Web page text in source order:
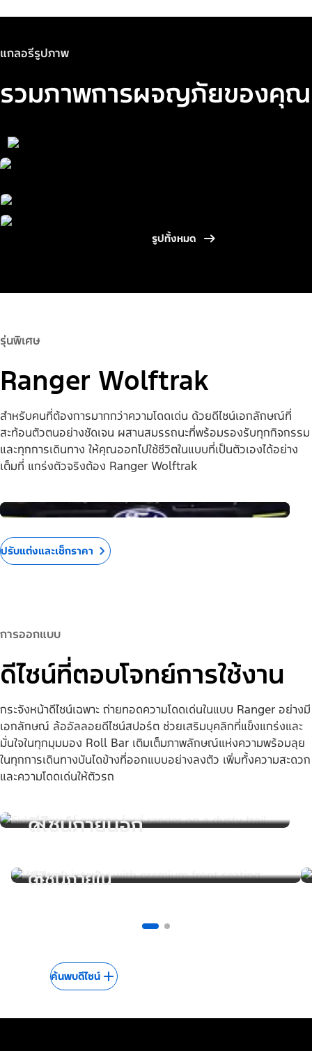
แกลอรีรูปภาพ
รวมภาพการผจญภัยของคุณ
รูปทั้งหมด
รุ่นพิเศษ
Ranger Wolftrak
สำหรับคนที่ต้องการมากกว่าความโดดเด่น ด้วยดีไซน์เอกลักษณ์ที่
สะท้อนตัวตนอย่างชัดเจน ผสานสมรรถนะที่พร้อมรองรับทุกกิจกรรม
และทุกการเดินทาง ให้คุณออกไปใช้ชีวิตในแบบที่เป็นตัวเองได้อย่าง
เต็มที่ แกร่งตัวจริงต้อง Ranger Wolftrak
ปรับแต่งและเช็กราคา
การออกแบบ
ดีไซน์ที่ตอบโจทย์การใช้งาน
กระจังหน้าดีไซน์เฉพาะ ถ่ายทอดความโดดเด่นในแบบ Ranger อย่างมี
เอกลักษณ์ ล้ออัลลอยดีไซน์สปอร์ต ช่วยเสริมบุคลิกที่แข็งแกร่งและ
มั่นใจในทุกมุมมอง Roll Bar เติมเต็มภาพลักษณ์แห่งความพร้อมลุย
ในทุกการเดินทางบันไดข้างที่ออกแบบอย่างลงตัว เพิ่มทั้งความสะดวก
และความโดดเด่นให้ตัวรถ
ดีไซน์ภายนอก
ดีไซน์ภายใน
ค้นพบดีไซน์